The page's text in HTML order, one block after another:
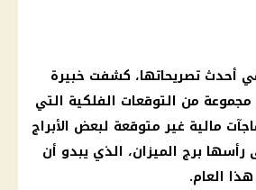
أحدث تصريحاتها، كشفت خبيرة
مجموعة من التوقعات الفلكية التي
مالية غير متوقعة لبعض الأبراج
2025، وعلى رأسها برج الميزان، الذي يبدو أن
العام.